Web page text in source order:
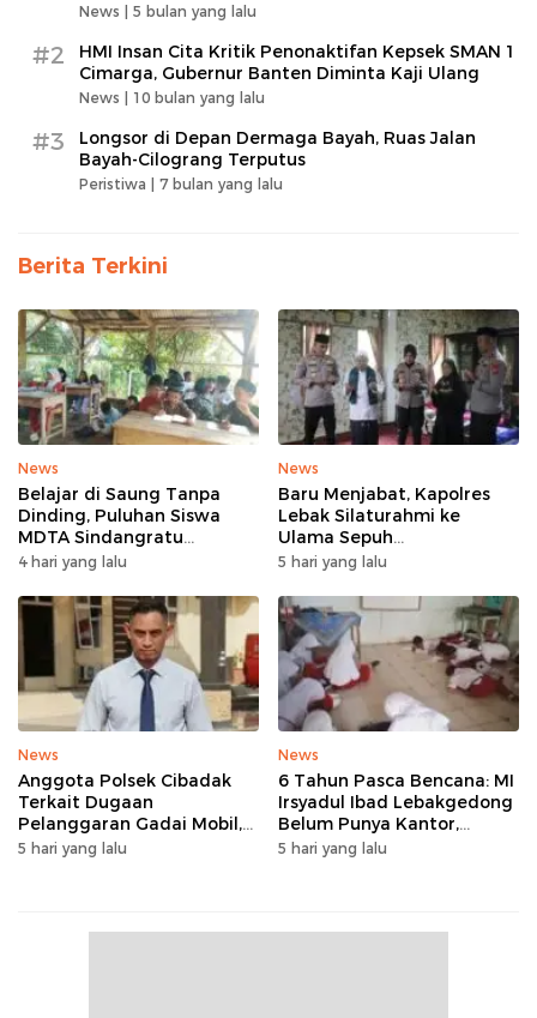
News | 5 bulan yang lalu
#2
HMI Insan Cita Kritik Penonaktifan Kepsek SMAN 1
Cimarga, Gubernur Banten Diminta Kaji Ulang
News | 10 bulan yang lalu
#3
Longsor di Depan Dermaga Bayah, Ruas Jalan
Bayah-Cilograng Terputus
Peristiwa | 7 bulan yang lalu
Berita Terkini
News
Belajar di Saung Tanpa
Dinding, Puluhan Siswa
MDTA Sindangratu
Panggarangan Bertahan
4 hari yang lalu
News
Baru Menjabat, Kapolres
Lebak Silaturahmi ke
Ulama Sepuh
Rangkasbitung
5 hari yang lalu
News
Anggota Polsek Cibadak
Terkait Dugaan
Pelanggaran Gadai Mobil,
Kasus Ditangani Bid
5 hari yang lalu
News
6 Tahun Pasca Bencana: MI
Irsyadul Ibad Lebakgedong
Belum Punya Kantor,
Belajar Tanpa Meja-Kursi
5 hari yang lalu